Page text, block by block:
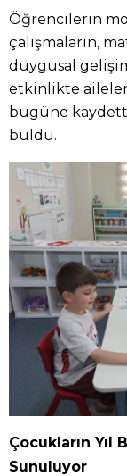
Öğrencilerin
çalışmaların,
duygusal
etkinlikte
bugüne
buldu.
Çocukların Yıl
Sunuluyor